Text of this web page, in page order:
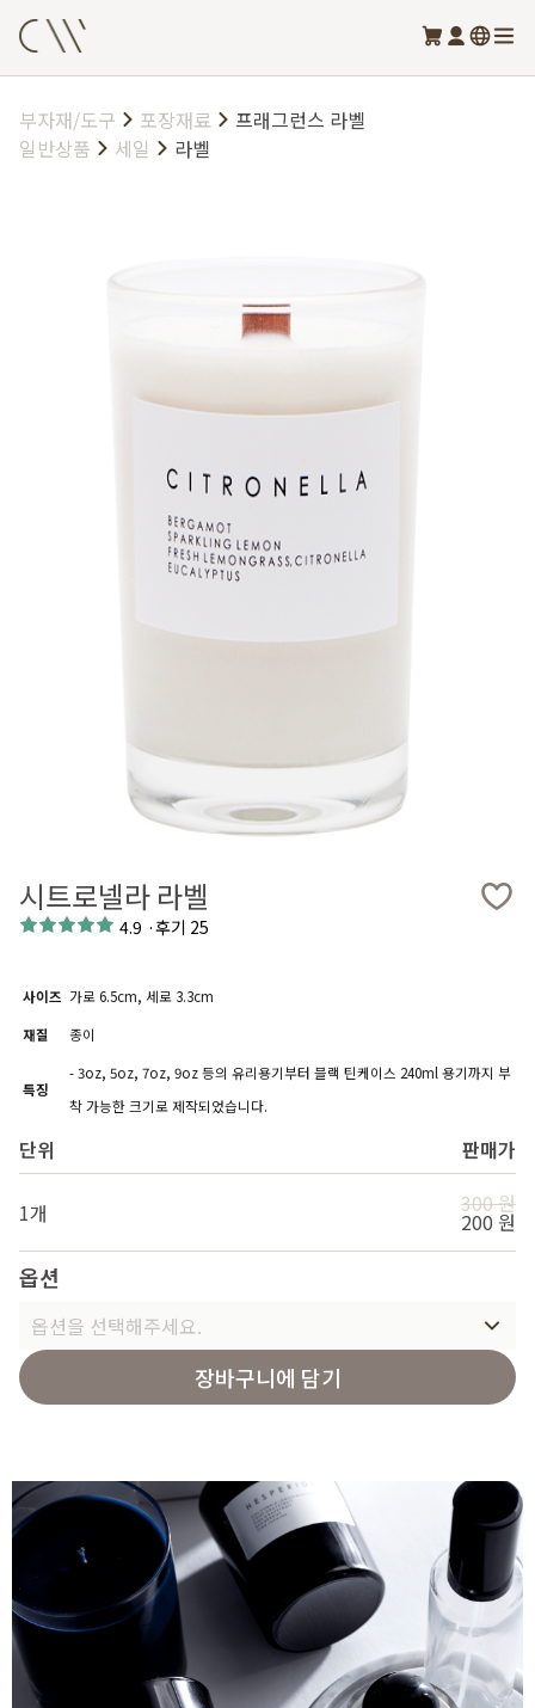
부자재/도구 포장재료
프래그런스 라벨
일반상품
세일 라벨
시트로넬라 라벨
4.9 ·후기 25
사이즈 가로 6.5cm, 세로 3.3cm
재질
종이
특징
- 3oz, 5oz, 7oz, 9oz 등의 유리용기부터 블랙 틴케이스 240ml 용기까지 부
착 가능한 크기로 제작되었습니다.
단위 판매가
1개 300 원
200 원
옵션
옵션을 선택해주세요.
장바구니에 담기